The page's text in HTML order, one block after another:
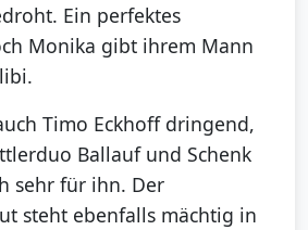
Ein perfektes
Monika gibt ihrem Mann
Timo Eckhoff dringend,
Ballauf und Schenk
sehr für ihn. Der
steht ebenfalls mächtig in